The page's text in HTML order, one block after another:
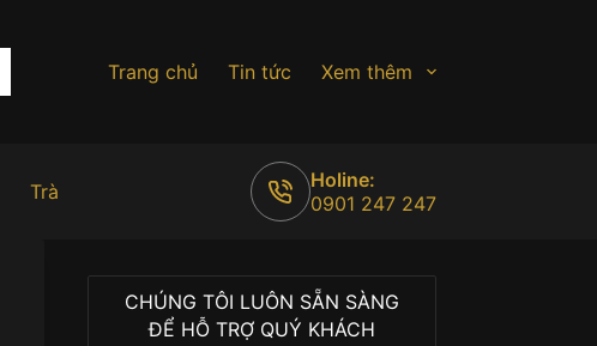
Trang chủ Tin tức Xem thêm
Trà
Holine:
0901 247 247
CHÚNG TÔI LUÔN SẴN SÀNG
ĐỂ HỖ TRỢ QUÝ KHÁCH